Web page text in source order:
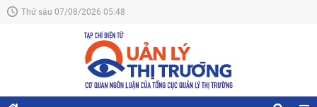
Thứ sáu 07/08/2026 05:48